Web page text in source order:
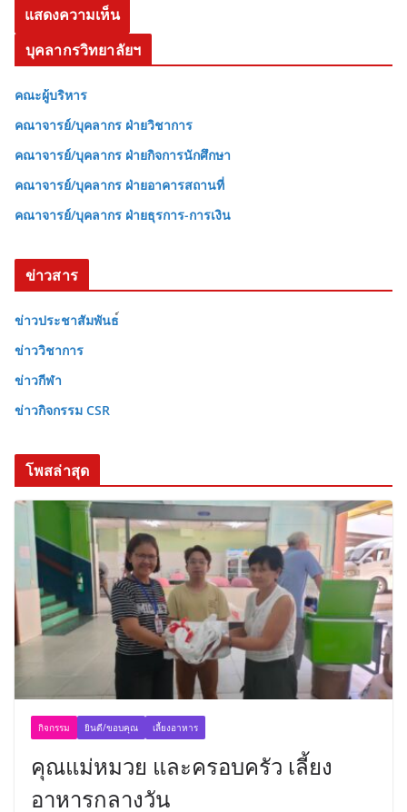
บุคลากรวิทยาลัยฯ
คณะผู้บริหาร
คณาจารย์/บุคลากร ฝ่ายวิชาการ
คณาจารย์/บุคลากร ฝ่ายกิจการนักศึกษา
คณาจารย์/บุคลากร ฝ่ายอาคารสถานที่
คณาจารย์/บุคลากร ฝ่ายธุรการ-การเงิน
ข่าวสาร
ข่าวประชาสัมพันธ
ข่าววิชาการ
ข่าวกีฬา
ข่าวกิจกรรม CSR
โพสล่าสุด
กิจกรรม ยินดี/ขอบคุณ เลี้ยงอาหาร
คุณแม่หมวย และครอบครัว เลี้ยง
อาหารกลางวัน